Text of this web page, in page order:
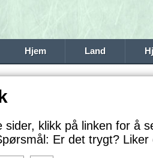
Hjem Land
sider, klikk på linken for å
Er det trygt? Liker